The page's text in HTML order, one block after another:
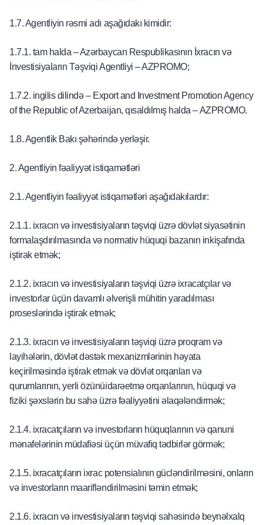
1.7. Agentliyin rəsmi adı aşağıdakı kimidir:
1.7.1. tam halda – Azərbaycan Respublikasının İxracın və
İnvestisiyaların Təşviqi Agentliyi – AZPROMO;
1.7.2. ingilis dilində – Export and Investment Promotion Agency
of the Republic of Azerbaijan, qısaldılmış halda – AZPROMO.
1.8. Agentlik Bakı şəhərində yerləşir.
2. Agentliyin fəaliyyət istiqamətləri
2.1. Agentliyin fəaliyyət istiqamətləri aşağıdakılardır:
2.1.1. ixracın və investisiyaların təşviqi üzrə dövlət siyasətinin
formalaşdırılmasında və normativ hüquqi bazanın inkişafında
iştirak etmək;
2.1.2. ixracın və investisiyaların təşviqi üzrə ixracatçılar və
investorlar üçün davamlı əlverişli mühitin yaradılması
proseslərində iştirak etmək;
2.1.3. ixracın və investisiyaların təşviqi üzrə proqram və
layihələrin, dövlət dəstək mexanizmlərinin həyata
keçirilməsində iştirak etmək və dövlət orqanları və
qurumlarının, yerli özünüidarəetmə orqanlarının, hüquqi və
fiziki şəxslərin bu sahə üzrə fəaliyyətini əlaqələndirmək;
2.1.4. ixracatçıların və investorların hüquqlarının və qanuni
mənafelərinin müdafiəsi üçün müvafiq tədbirlər görmək;
2.1.5. ixracatçıların ixrac potensialının gücləndirilməsini, onların
və investorların maarifləndirilməsini təmin etmək;
2.1.6. ixracın və investisiyaların təşviqi sahəsində beynəlxalq